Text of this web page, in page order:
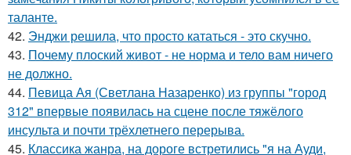
таланте.
42. Энджи решила, что просто кататься - это скучно.
43. Почему плоский живот - не норма и тело вам ничего
не должно.
44. Певица Ая (Светлана Назаренко) из группы "город
312" впервые появилась на сцене после тяжёлого
инсульта и почти трёхлетнего перерыва.
45. Классика жанра, на дороге встретились "я на Ауди,